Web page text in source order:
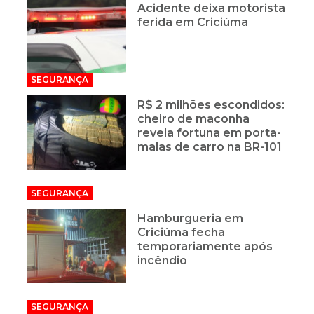
Acidente deixa motorista
ferida em Criciúma
SEGURANÇA
R$ 2 milhões escondidos:
cheiro de maconha
revela fortuna em porta-
malas de carro na BR-101
SEGURANÇA
Hamburgueria em
Criciúma fecha
temporariamente após
incêndio
SEGURANÇA